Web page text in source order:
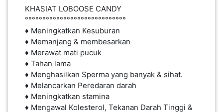
KHASIAT LOBOOSE CANDY
°°°°°°°°°°°°°°°°°°°°°°°°°°°°°
♦ Meningkatkan Kesuburan
♦ Memanjang & membesarkan
♦ Merawat mati pucuk
♦ Tahan lama
♦ Menghasilkan Sperma yang banyak & sihat.
♦ Melancarkan Peredaran darah
♦ Meningkatkan stamina
♦ Mengawal Kolesterol, Tekanan Darah Tinggi &
LAIN-
KEPERLUAN(16)
SELECT NEGERI
SELANGOR(37)